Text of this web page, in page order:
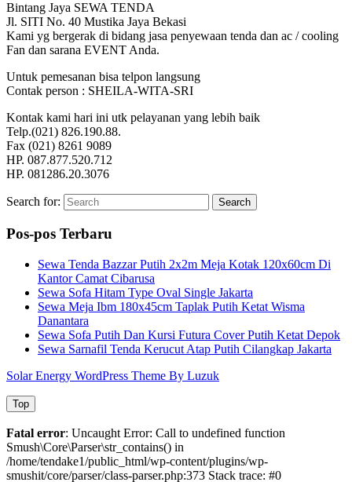
Bintang Jaya SEWA TENDA
Jl. SITI No. 40 Mustika Jaya Bekasi
Kami yg bergerak di bidang jasa penyewaan tenda dan ac / cooling
Fan dan sarana EVENT Anda.
Untuk pemesanan bisa telpon langsung
Contak person : SHEILA-WITA-SRI
Kontak kami hari ini utk pelayanan yang lebih baik
Telp.(021) 826.190.88.
Fax (021) 8261 9089
HP. 087.877.520.712
HP. 081286.20.3076
Search for: Search
Pos-pos Terbaru
Sewa Tenda Bazzar Putih 2x2m Meja Kotak 120x60cm Di
Kantor Camat Cibarusa
Sewa Sofa Hitam Type Oval Single Jakarta
Sewa Meja Ibm 180x45cm Taplak Putih Ketat Wisma
Danantara
Sewa Sofa Putih Dan Kursi Futura Cover Putih Ketat Depok
Sewa Sarnafil Tenda Kerucut Atap Putih Cilangkap Jakarta
Solar Energy WordPress Theme By Luzuk
Top
Fatal error: Uncaught Error: Call to undefined function
Smush\Core\Parser\str_contains() in
/home/tendake1/public_html/wp-content/plugins/wp-
smushit/core/parser/class-parser.php:373 Stack trace: #0